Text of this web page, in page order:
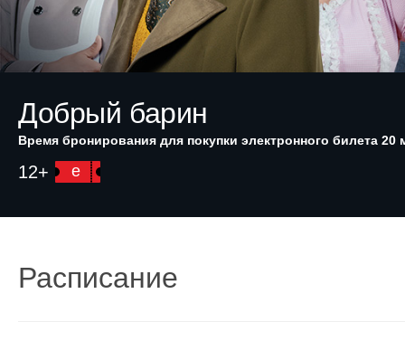
Добрый барин
Время бронирования для покупки электронного билета 20
12+ e
Расписание